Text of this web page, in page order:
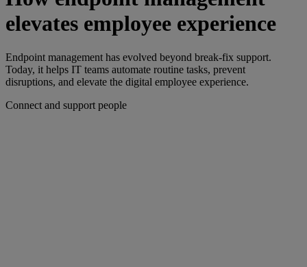
elevates employee experience
Endpoint management has evolved beyond break-fix support.
Today, it helps IT teams automate routine tasks, prevent
disruptions, and elevate the digital employee experience.
Connect and support people